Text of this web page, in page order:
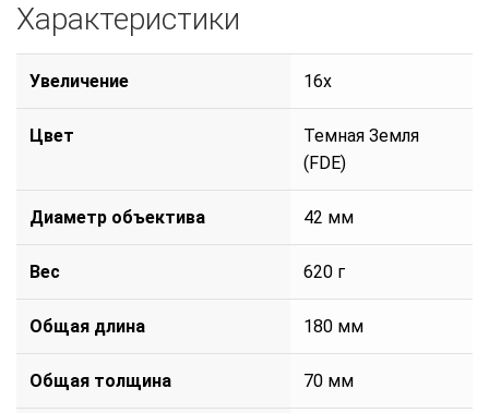
Характеристики
Увеличение 16x
Цвет
Темная Земля
(FDE)
Диаметр объектива 42 мм
Вес 620 г
Общая длина 180 мм
Общая толщина 70 мм